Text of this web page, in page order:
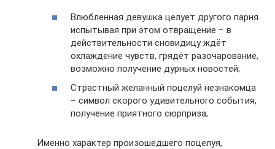
Влюбленная девушка целует другого парня
испытывая при этом отвращение − в
действительности сновидицу ждёт
охлаждение чувств, грядёт разочарование,
возможно получение дурных новостей;
Страстный желанный поцелуй незнакомца
− символ скорого удивительного события,
получение приятного сюрприза;
Именно характер произошедшего поцелуя,